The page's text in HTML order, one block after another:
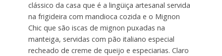
clássico da casa que é a lingüiça artesanal servida
na frigideira com mandioca cozida e o Mignon
Chic que são iscas de mignon puxadas na
manteiga, servidas com pão italiano especial
recheado de creme de queijo e especiarias. Claro